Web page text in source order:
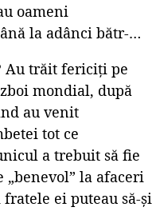
oameni
la adânci bătr-…
Au trăit fericiți pe
mondial, după
au venit
tot ce
a trebuit să fie
la afaceri
ei puteau să-și